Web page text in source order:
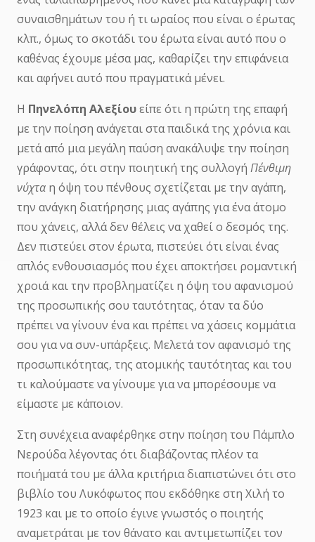
συναισθημάτων του ή τι ωραίος που είναι ο έρωτας
κλπ., όμως το σκοτάδι του έρωτα είναι αυτό που ο
καθένας έχουμε μέσα μας, καθαρίζει την επιφάνεια
και αφήνει αυτό που πραγματικά μένει.
Η Πηνελόπη Αλεξίουείπε ότι η πρώτη της επαφή
με την ποίηση ανάγεται στα παιδικά της χρόνια και
μετά από μια μεγάλη παύση ανακάλυψε την ποίηση
γράφοντας, ότι στην ποιητική της συλλογή Πένθιμη
νύχταη όψη του πένθους σχετίζεται με την αγάπη,
την ανάγκη διατήρησης μιας αγάπης για ένα άτομο
που χάνεις, αλλά δεν θέλεις να χαθεί ο δεσμός της.
Δεν πιστεύει στον έρωτα, πιστεύει ότι είναι ένας
απλός ενθουσιασμός που έχει αποκτήσει ρομαντική
χροιά και την προβληματίζει η όψη του αφανισμού
της προσωπικής σου ταυτότητας, όταν τα δύο
πρέπει να γίνουν ένα και πρέπει να χάσεις κομμάτια
σου για να συν-υπάρξεις. Μελετά τον αφανισμό της
προσωπικότητας, της ατομικής ταυτότητας και του
τι καλούμαστε να γίνουμε για να μπορέσουμε να
είμαστε με κάποιον.
Στη συνέχεια αναφέρθηκε στην ποίηση του Πάμπλο
Νερούδα λέγοντας ότι διαβάζοντας πλέον τα
ποιήματά του με άλλα κριτήρια διαπιστώνει ότι στο
βιβλίο του Λυκόφωτος που εκδόθηκε στη Χιλή το
1923 και με το οποίο έγινε γνωστός ο ποιητής
αναμετράται με τον θάνατο και αντιμετωπίζει τον